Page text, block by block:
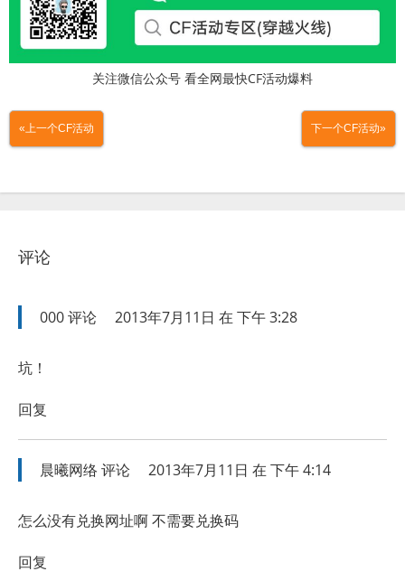
关注微信公众号 看全网最快CF活动爆料
«上一个CF活动 下一个CF活动»
评论
000评论 2013年7月11日 在 下午 3:28
坑！
回复
晨曦网络 评论 2013年7月11日 在 下午 4:14
怎么没有兑换网址啊 不需要兑换码
回复